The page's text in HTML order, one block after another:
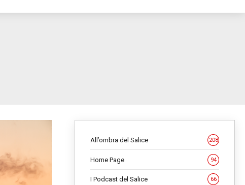
All’ombra del Salice 208
Home Page 94
I Podcast del Salice 66